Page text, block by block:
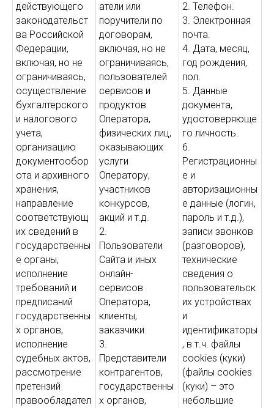
действующего
законодательст
ва Российской
Федерации,
включая, но не
ограничиваясь,
осуществление
бухгалтерского
и налогового
учета,
организацию
документообор
ота и архивного
хранения,
направление
соответствующ
их сведений в
государственны
е органы,
исполнение
требований и
предписаний
государственны
х органов,
исполнение
судебных актов,
рассмотрение
претензий
правообладател
атели или
поручители по
договорам,
включая, но не
ограничиваясь,
пользователей
сервисов и
продуктов
Оператора,
физических лиц,
оказывающих
услуги
Оператору,
участников
конкурсов,
акций и т.д.
2.
Пользователи
Сайта и иных
онлайн-
сервисов
Оператора,
клиенты,
заказчики.
3.
Представители
контрагентов,
государственны
х органов,
2. Телефон.
3. Электронная
почта.
4. Дата, месяц,
год рождения,
пол.
5. Данные
документа,
удостоверяюще
го личность.
6.
Регистрационны
е и
авторизационны
е данные (логин,
пароль и т.д.),
записи звонков
(разговоров),
технические
сведения о
пользовательск
их устройствах
и
идентификаторы
, в т.ч. файлы
cookies (куки)
(файлы cookies
(куки) – это
небольшие